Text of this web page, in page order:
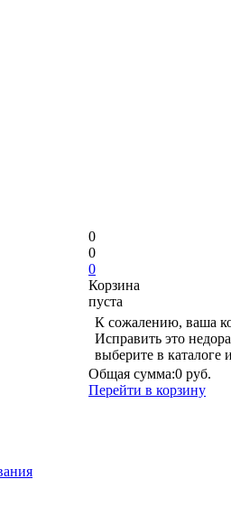
0
0
0
Корзина
пуста
К сожалению, ваша
Исправить это
выберите в
Общая сумма:0 руб.
Перейти в корзину